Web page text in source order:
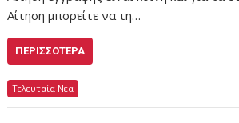
Αίτηση μπορείτε να τη…
ΠΕΡΙΣΣΌΤΕΡΑ
Τελευταία Νέα